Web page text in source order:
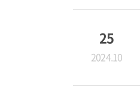
25
2024.10